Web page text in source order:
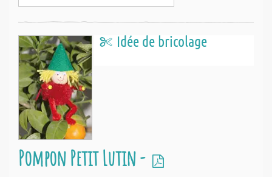
Idée de bricolage
Pompon Petit Lutin -